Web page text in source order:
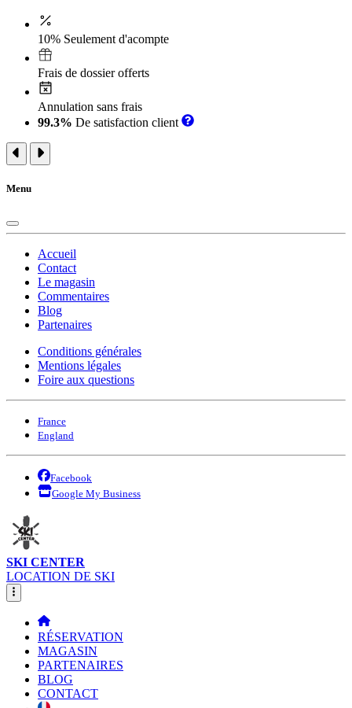
10% Seulement d'acompte
Frais de dossier offerts
Annulation sans frais
99.3% De satisfaction client
Menu
Accueil
Contact
Le magasin
Commentaires
Blog
Partenaires
Conditions générales
Mentions légales
Foire aux questions
France
England
Facebook
Google My Business
SKI CENTER
LOCATION DE SKI
RÉSERVATION
MAGASIN
PARTENAIRES
BLOG
CONTACT